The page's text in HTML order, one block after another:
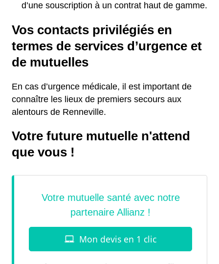
d’une souscription à un contrat haut de gamme.
Vos contacts privilégiés en
termes de services d’urgence et
de mutuelles
En cas d’urgence médicale, il est important de
connaître les lieux de premiers secours aux
alentours de Renneville.
Votre future mutuelle n'attend
que vous !